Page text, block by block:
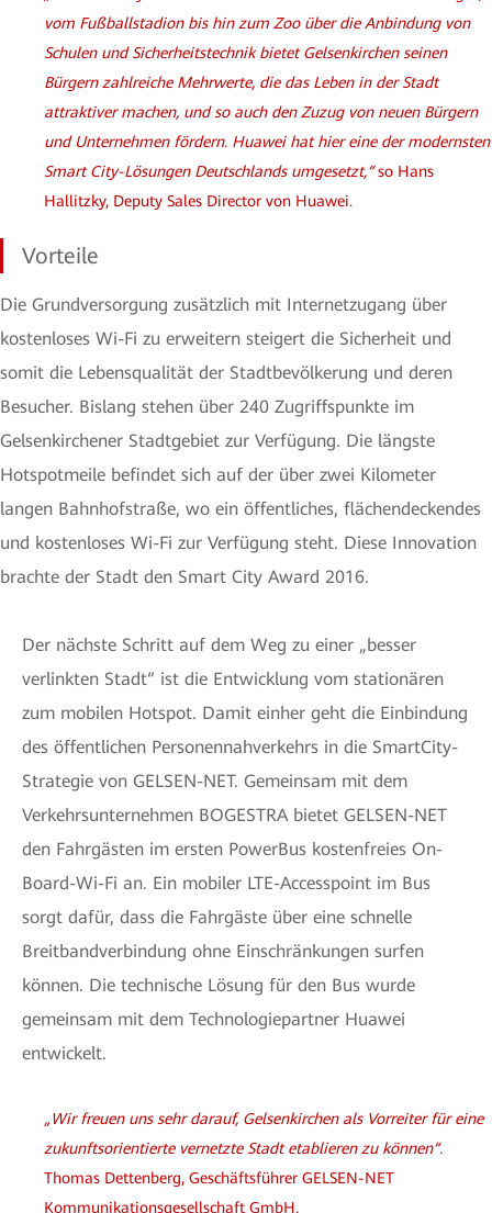
vom Fußballstadion bis hin zum Zoo über die Anbindung von
Schulen und Sicherheitstechnik bietet Gelsenkirchen seinen
Bürgern zahlreiche Mehrwerte, die das Leben in der Stadt
attraktiver machen, und so auch den Zuzug von neuen Bürgern
und Unternehmen fördern. Huawei hat hier eine der modernsten
Smart City-Lösungen Deutschlands umgesetzt,“so Hans
Hallitzky, Deputy Sales Director von Huawei.
Vorteile
Die Grundversorgung zusätzlich mit Internetzugang über
kostenloses Wi-Fi zu erweitern steigert die Sicherheit und
somit die Lebensqualität der Stadtbevölkerung und deren
Besucher. Bislang stehen über 240 Zugriffspunkte im
Gelsenkirchener Stadtgebiet zur Verfügung. Die längste
Hotspotmeile befindet sich auf der über zwei Kilometer
langen Bahnhofstraße, wo ein öffentliches, flächendeckendes
und kostenloses Wi-Fi zur Verfügung steht. Diese Innovation
brachte der Stadt den Smart City Award 2016.
Der nächste Schritt auf dem Weg zu einer „besser
verlinkten Stadt“ ist die Entwicklung vom stationären
zum mobilen Hotspot. Damit einher geht die Einbindung
des öffentlichen Personennahverkehrs in die SmartCity-
Strategie von GELSEN-NET. Gemeinsam mit dem
Verkehrsunternehmen BOGESTRA bietet GELSEN-NET
den Fahrgästen im ersten PowerBus kostenfreies On-
Board-Wi-Fi an. Ein mobiler LTE-Accesspoint im Bus
sorgt dafür, dass die Fahrgäste über eine schnelle
Breitbandverbindung ohne Einschränkungen surfen
können. Die technische Lösung für den Bus wurde
gemeinsam mit dem Technologiepartner Huawei
entwickelt.
„Wir freuen uns sehr darauf, Gelsenkirchen als Vorreiter für eine
zukunftsorientierte vernetzte Stadt etablieren zu können“.
Thomas Dettenberg, Geschäftsführer GELSEN-NET
Kommunikationsgesellschaft GmbH.